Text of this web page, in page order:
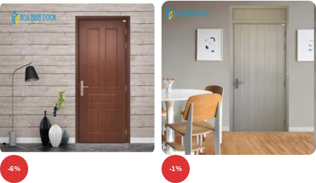
-6% -1%